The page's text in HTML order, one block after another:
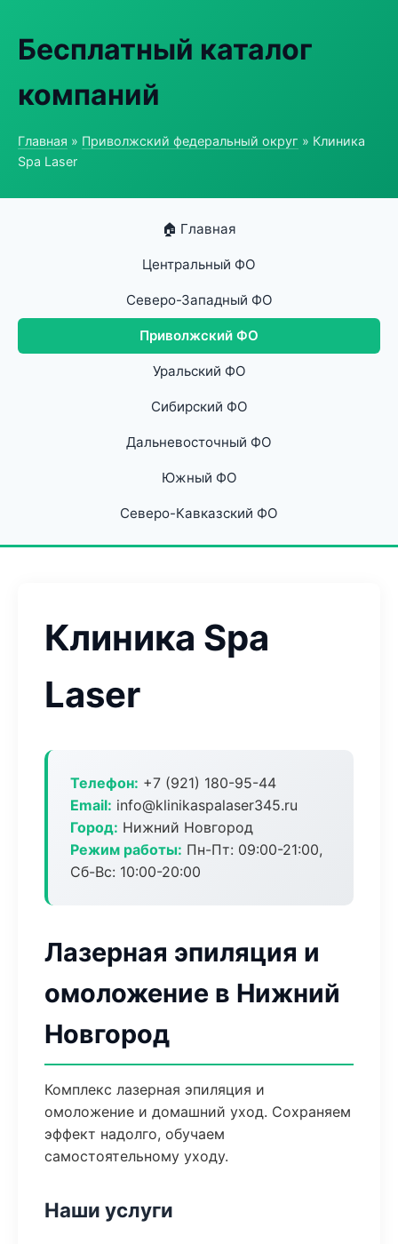
Бесплатный каталог
компаний
Главная » Приволжский федеральный округ » Клиника
Spa Laser
🏠 Главная
Центральный ФО
Северо-Западный ФО
Приволжский ФО
Уральский ФО
Сибирский ФО
Дальневосточный ФО
Южный ФО
Северо-Кавказский ФО
Клиника Spa
Laser
Телефон: +7 (921) 180-95-44
Email: info@klinikaspalaser345.ru
Город: Нижний Новгород
Режим работы: Пн-Пт: 09:00-21:00,
Сб-Вс: 10:00-20:00
Лазерная эпиляция и
омоложение в Нижний
Новгород
Комплекс лазерная эпиляция и
омоложение и домашний уход. Сохраняем
эффект надолго, обучаем
самостоятельному уходу.
Наши услуги